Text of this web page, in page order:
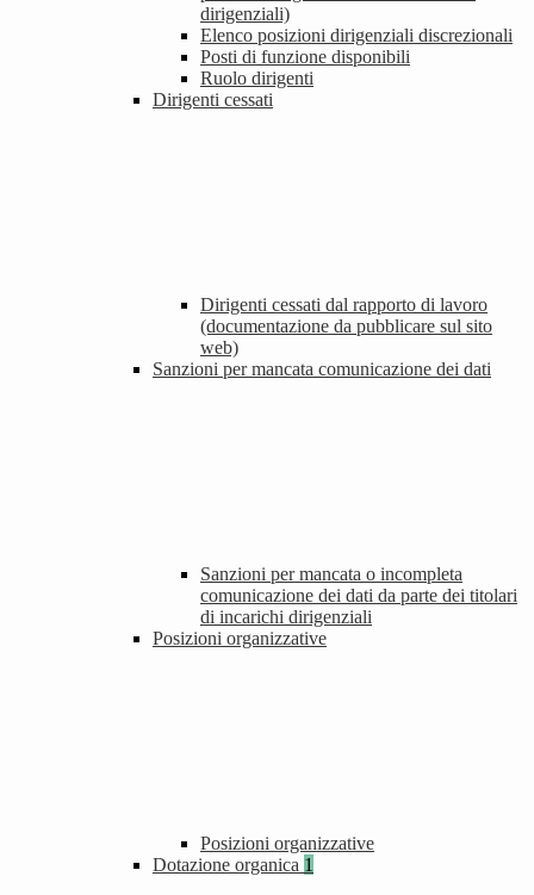
dirigenziali)
Elenco posizioni dirigenziali discrezionali
Posti di funzione disponibili
Ruolo dirigenti
Dirigenti cessati
Dirigenti cessati dal rapporto di lavoro
(documentazione da pubblicare sul sito
web)
Sanzioni per mancata comunicazione dei dati
Sanzioni per mancata o incompleta
comunicazione dei dati da parte dei titolari
di incarichi dirigenziali
Posizioni organizzative
Posizioni organizzative
Dotazione organica 1